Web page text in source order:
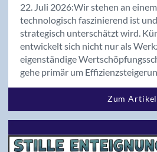
Magazin 01/2022
Magazin 01/2023
Magazin 01/2024
Magazin 01/26
Magazin 02/2018
Magazin 02/2021
Magazin 02/2022
22. Juli 2026:Wir stehen an
technologisch faszinierend ist
strategisch unterschätzt wird.
entwickelt sich nicht nur als
eigenständige
gehe primär um
Zum Artikel